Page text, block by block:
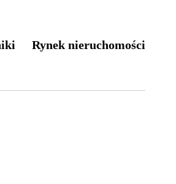
Rynek nieruchomości